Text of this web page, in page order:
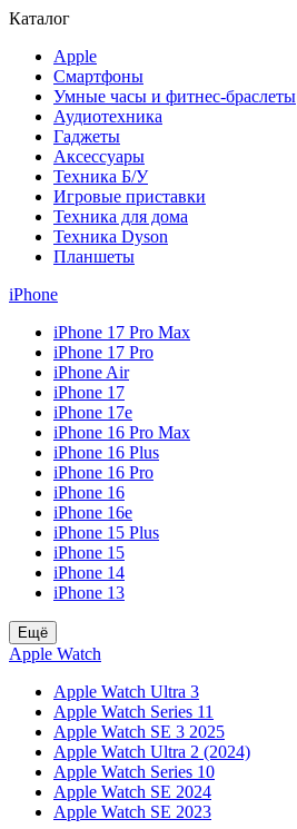
Каталог
Apple
Смартфоны
Умные часы и фитнес-браслеты
Аудиотехника
Гаджеты
Аксессуары
Техника Б/У
Игровые приставки
Техника для дома
Техника Dyson
Планшеты
iPhone
iPhone 17 Pro Max
iPhone 17 Pro
iPhone Air
iPhone 17
iPhone 17e
iPhone 16 Pro Max
iPhone 16 Plus
iPhone 16 Pro
iPhone 16
iPhone 16e
iPhone 15 Plus
iPhone 15
iPhone 14
iPhone 13
Ещё
Apple Watch
Apple Watch Ultra 3
Apple Watch Series 11
Apple Watch SE 3 2025
Apple Watch Ultra 2 (2024)
Apple Watch Series 10
Apple Watch SE 2024
Apple Watch SE 2023